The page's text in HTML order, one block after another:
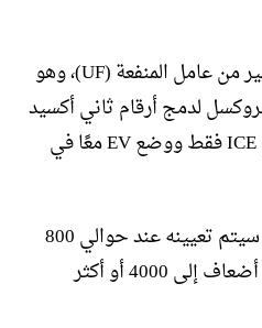
هذا لأن هذه ستزيد بشكل كبير من عامل المنفعة (UF)، وهو
لدمج أرقام ثاني أكسيد
الكربون من القيادة في وضع ICE فقط ووضع EV معًا في
علمت شركة Autocar أن UF سيتم تعيينه عند حوالي 800
في عام 2025، ليرتفع خمسة أضعاف إلى 4000 أو أكثر